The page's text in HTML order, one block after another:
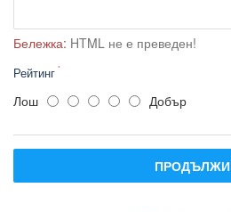
Бележка: HTML не е преведен!
Рейтинг
Лош Добър
ПРОДЪЛЖИ